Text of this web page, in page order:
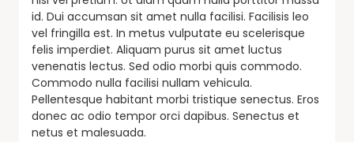
id. Dui accumsan sit amet nulla facilisi. Facilisis leo
vel fringilla est. In metus vulputate eu scelerisque
felis imperdiet. Aliquam purus sit amet luctus
venenatis lectus. Sed odio morbi quis commodo.
Commodo nulla facilisi nullam vehicula.
Pellentesque habitant morbi tristique senectus. Eros
donec ac odio tempor orci dapibus. Senectus et
netus et malesuada.